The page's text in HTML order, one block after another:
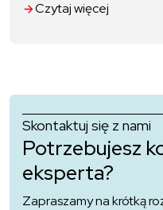
Czytaj więcej
Skontaktuj się z nami
Potrzebujesz
eksperta?
Zapraszamy na krótką